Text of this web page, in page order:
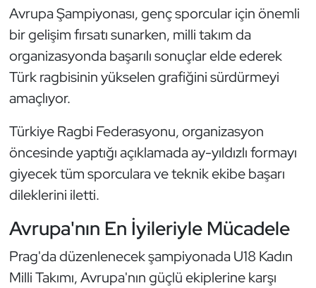
Avrupa Şampiyonası, genç sporcular için önemli
bir gelişim fırsatı sunarken, milli takım da
organizasyonda başarılı sonuçlar elde ederek
Türk ragbisinin yükselen grafiğini sürdürmeyi
amaçlıyor.
Türkiye Ragbi Federasyonu, organizasyon
öncesinde yaptığı açıklamada ay-yıldızlı formayı
giyecek tüm sporculara ve teknik ekibe başarı
dileklerini iletti.
Avrupa'nın En İyileriyle Mücadele
Prag'da düzenlenecek şampiyonada U18 Kadın
Milli Takımı, Avrupa'nın güçlü ekiplerine karşı
Kempo
Kick Boks
Kürek
Masa Tenisi
Modern Pentatlon
Motor Sporları
Muay Thai
Okçuluk